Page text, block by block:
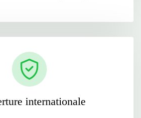
internationale